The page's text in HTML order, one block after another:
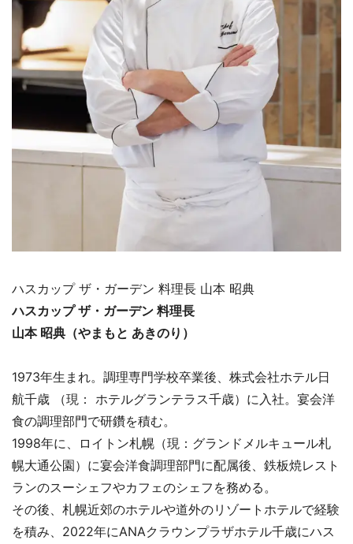
ハスカップ ザ・ガーデン 料理長 山本 昭典
ハスカップ ザ・ガーデン 料理長
山本 昭典（やまもと あきのり）
1973年生まれ。調理専門学校卒業後、株式会社ホテル日
航千歳 （現： ホテルグランテラス千歳）に入社。宴会洋
食の調理部門で研鑽を積む。
1998年に、ロイトン札幌（現：グランドメルキュール札
幌大通公園）に宴会洋食調理部門に配属後、鉄板焼レスト
ランのスーシェフやカフェのシェフを務める。
その後、札幌近郊のホテルや道外のリゾートホテルで経験
を積み、2022年にANAクラウンプラザホテル千歳にハス